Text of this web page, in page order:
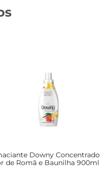
Downy Concentrado
de Romã e Baunilha 900ml